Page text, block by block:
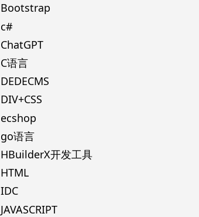
Bootstrap
c#
ChatGPT
C语言
DEDECMS
DIV+CSS
ecshop
go语言
HBuilderX开发工具
HTML
IDC
JAVASCRIPT